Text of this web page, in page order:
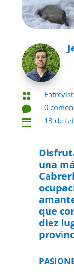


0

13 de
una
que
diez